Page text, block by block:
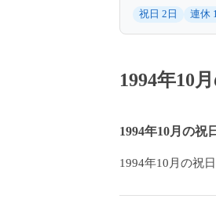
祝日 2日 連休
1994年10
1994年10月の祝
1994年10月の祝